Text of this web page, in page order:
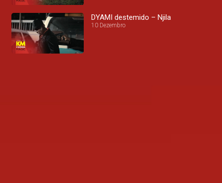
DYAMI destemido – Njila
10 Dezembro